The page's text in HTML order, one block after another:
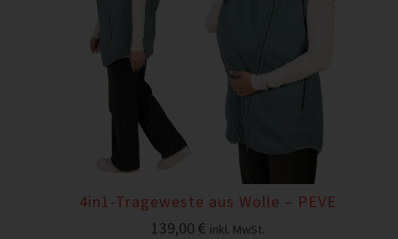
4in1-Trageweste aus Wolle – PEVE
139,00 € inkl. MwSt.